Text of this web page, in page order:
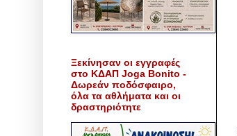
Ξεκίνησαν οι εγγραφές
στο ΚΔΑΠ Joga Bonito -
Δωρεάν ποδόσφαιρο,
όλα τα αθλήματα και οι
δραστηριότητε